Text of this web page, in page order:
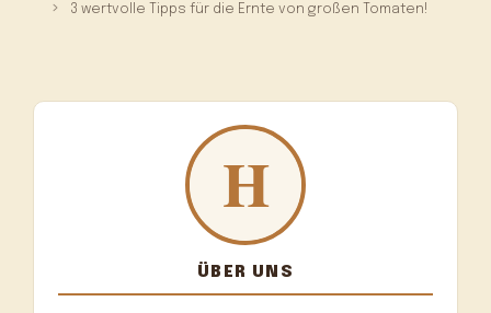
3 wertvolle Tipps für die Ernte von großen Tomaten!
ÜBER UNS